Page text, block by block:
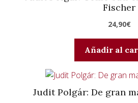
Fischer
24,90€
Añadir al
Judit Polgár: De gran